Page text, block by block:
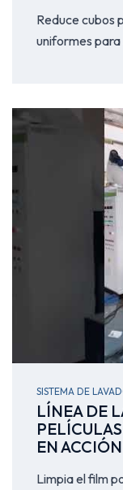
Reduce cubos
uniformes
SISTEMA DE
LÍNEA DE
EN ACCIÓN
Limpia el film